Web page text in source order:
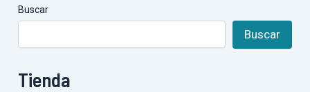
Buscar
Buscar
Tienda